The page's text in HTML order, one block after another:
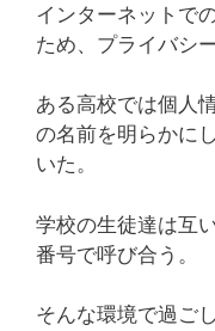
インターネットで
ため、プライバシ
ある高校では個人
の名前を明らかに
いた。
学校の生徒達は互
番号で呼び合う。
そんな環境で過ご